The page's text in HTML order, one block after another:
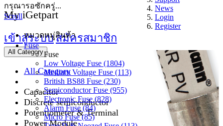
News
Login
Register
My iGetpart
เข้าสู่ระบบสมัครสมาชิก
All Category
All Category
Capacitor
Discrete semiconductor
Potentiometer & Terminal
Power Module
กรุณารอซักครู่...
Scroll
หมวดหมู่สินค้า
Fuse
Fuse
Low Voltage Fuse (1804)
Medium Voltage Fuse (113)
British BS88 Fuse (230)
Semiconductor Fuse (955)
Electronic Fuse (828)
Alarm Fuse (84)
Micro Fuse (85)